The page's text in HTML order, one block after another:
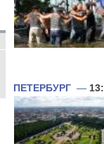
ПЕТЕРБУРГ —